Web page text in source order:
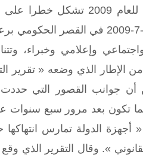
البشرية العربية للعام
اليوم الثلاثاء 21-7-2009 في
وإعلامي وخبراء،
أن جوانب القصور التي حددت
تكون بعد مرور سبع
أجهزة الدولة تمارس